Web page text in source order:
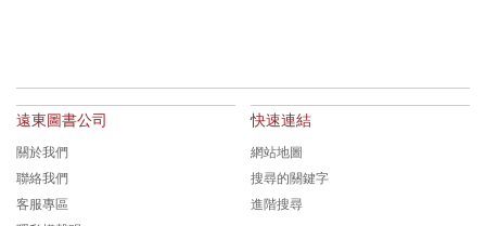
遠東圖書公司
關於我們
聯絡我們
客服專區
快速連結
網站地圖
搜尋的關鍵字
進階搜尋